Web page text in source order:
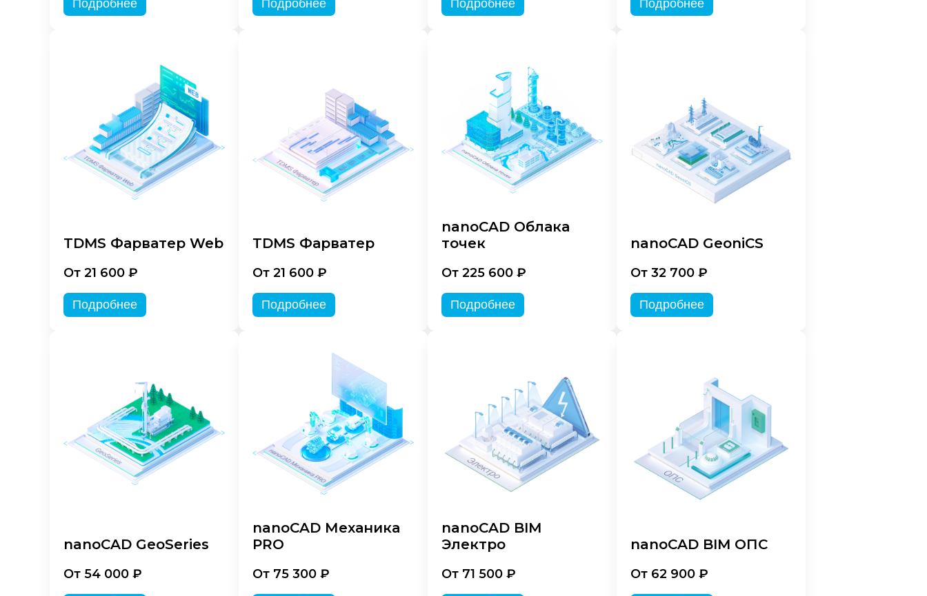
Подробнее Подробнее Подробнее Подробнее
TDMS Фарватер Web
От 21 600 ₽
Подробнее
TDMS Фарватер
От 21 600 ₽
Подробнее
nanoCAD Облака
точек
От 225 600 ₽
Подробнее
nanoCAD GeoniCS
От 32 700 ₽
Подробнее
nanoCAD GeoSeries
От 54 000 ₽
nanoCAD Механика
PRO
От 75 300 ₽
nanoCAD BIM
Электро
От 71 500 ₽
nanoCAD BIM ОПС
От 62 900 ₽